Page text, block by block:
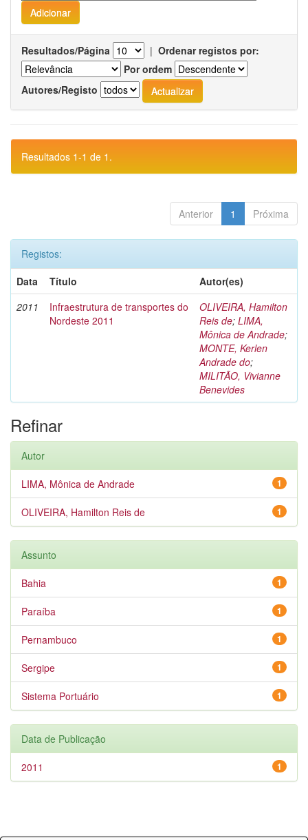
Resultados/Página | Ordenar registos por:
Por ordem
Autores/Registo
Resultados 1-1 de 1.
Anterior 1 Próxima
Registos:
Data
Título
Autor(es)
2011
Infraestrutura de transportes do
Nordeste 2011
OLIVEIRA, Hamilton
Reis de; LIMA,
Mônica de Andrade;
MONTE, Kerlen
Andrade do;
MILITÃO, Vivianne
Benevides
Refinar
Autor
1
LIMA, Mônica de Andrade
1
OLIVEIRA, Hamilton Reis de
Assunto
1
Bahia
1
Paraíba
1
Pernambuco
1
Sergipe
1
Sistema Portuário
Data de Publicação
1
2011